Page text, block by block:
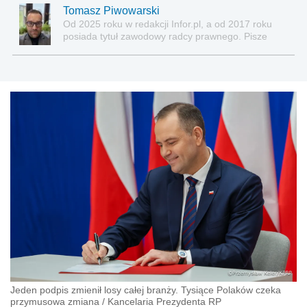
Tomasz Piwowarski
Od 2025 roku w redakcji Infor.pl, a od 2017 roku
posiada tytuł zawodowy radcy prawnego. Pisze
Jeden podpis zmienił losy całej branży. Tysiące Polaków czeka
przymusowa zmiana / Kancelaria Prezydenta RP